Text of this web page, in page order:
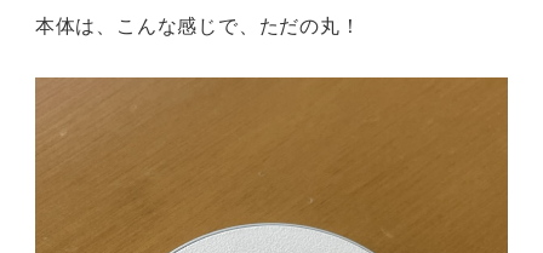
本体は、こんな感じで、ただの丸！